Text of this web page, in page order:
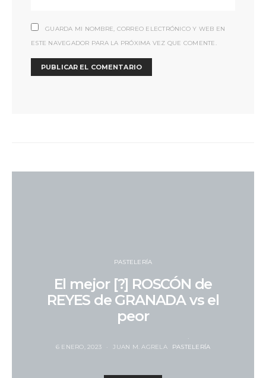
GUARDA MI NOMBRE, CORREO ELECTRÓNICO Y WEB EN
ESTE NAVEGADOR PARA LA PRÓXIMA VEZ QUE COMENTE.
PASTELERÍA
El mejor [?] ROSCÓN de
REYES de GRANADA vs el
peor
6 ENERO, 2023 JUAN M. AGRELA PASTELERÍA